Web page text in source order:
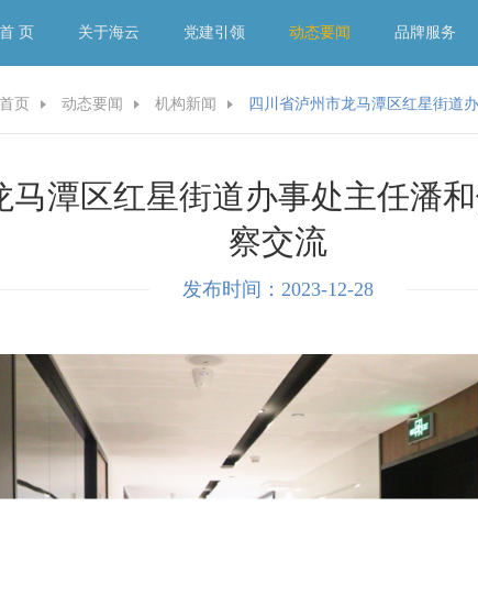
首 页 关于海云 党建引领 动态要闻 品牌服务
首页 动态要闻 机构新闻 四川省泸州市龙马潭区红星街道
马潭区红星街道办事处主任潘
察交流
发布时间：2023-12-28